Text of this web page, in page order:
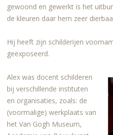
gewoond en gewerkt is het
de kleuren daar hem zeer
Hij heeft zijn schilderijen
geëxposeerd.
Alex was docent schilderen
bij verschillende instituten
en organisaties, zoals: de
(voormalige) werkplaats van
het Van Gogh Museum,